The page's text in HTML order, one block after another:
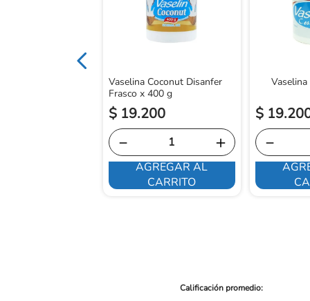
Vaselina Coconut Disanfer
Frasco x 400 g
$ 19.200
＋
－
AGREGAR AL
CARRITO
$ 19.
－